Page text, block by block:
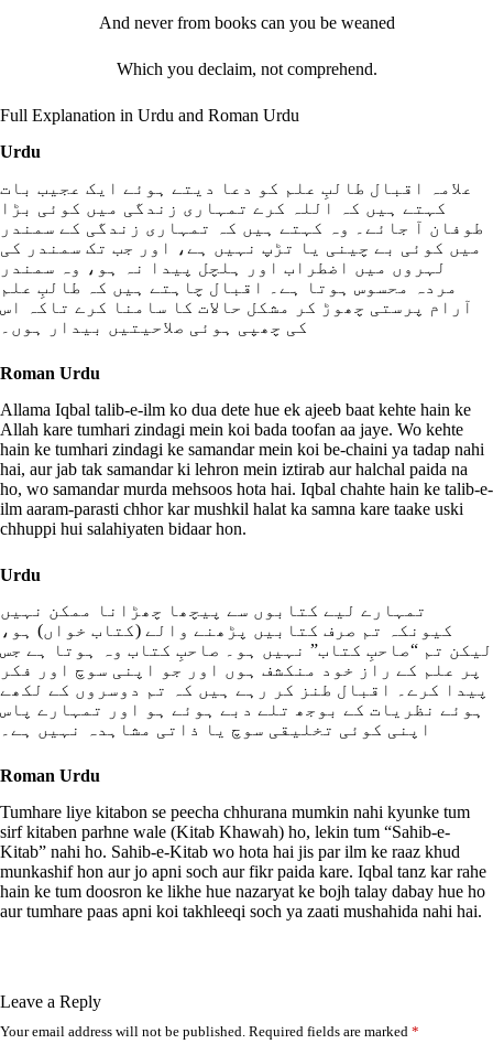
And never from books can you be weaned
Which you declaim, not comprehend.
Full Explanation in Urdu and Roman Urdu
Urdu
علامہ اقبال طالبِ علم کو دعا دیتے ہوئے ایک عجیب بات
کہتے ہیں کہ اللہ کرے تمہاری زندگی میں کوئی بڑا
طوفان آ جائے۔ وہ کہتے ہیں کہ تمہاری زندگی کے سمندر
میں کوئی بے چینی یا تڑپ نہیں ہے، اور جب تک سمندر کی
لہروں میں اضطراب اور ہلچل پیدا نہ ہو، وہ سمندر
مردہ محسوس ہوتا ہے۔ اقبال چاہتے ہیں کہ طالبِ علم
آرام پرستی چھوڑ کر مشکل حالات کا سامنا کرے تاکہ اس
کی چھپی ہوئی صلاحیتیں بیدار ہوں۔
Roman Urdu
Allama Iqbal talib-e-ilm ko dua dete hue ek ajeeb baat kehte hain ke
Allah kare tumhari zindagi mein koi bada toofan aa jaye. Wo kehte
hain ke tumhari zindagi ke samandar mein koi be-chaini ya tadap nahi
hai, aur jab tak samandar ki lehron mein iztirab aur halchal paida na
ho, wo samandar murda mehsoos hota hai. Iqbal chahte hain ke talib-e-
ilm aaram-parasti chhor kar mushkil halat ka samna kare taake uski
chhuppi hui salahiyaten bidaar hon.
Urdu
تمہارے لیے کتابوں سے پیچھا چھڑانا ممکن نہیں
کیونکہ تم صرف کتابیں پڑھنے والے (کتاب خواں) ہو،
لیکن تم “صاحبِ کتاب” نہیں ہو۔ صاحبِ کتاب وہ ہوتا ہے جس
پر علم کے راز خود منکشف ہوں اور جو اپنی سوچ اور فکر
پیدا کرے۔ اقبال طنز کر رہے ہیں کہ تم دوسروں کے لکھے
ہوئے نظریات کے بوجھ تلے دبے ہوئے ہو اور تمہارے پاس
اپنی کوئی تخلیقی سوچ یا ذاتی مشاہدہ نہیں ہے۔
Roman Urdu
Tumhare liye kitabon se peecha chhurana mumkin nahi kyunke tum
sirf kitaben parhne wale (Kitab Khawah) ho, lekin tum “Sahib-e-
Kitab” nahi ho. Sahib-e-Kitab wo hota hai jis par ilm ke raaz khud
munkashif hon aur jo apni soch aur fikr paida kare. Iqbal tanz kar rahe
hain ke tum doosron ke likhe hue nazaryat ke bojh talay dabay hue ho
aur tumhare paas apni koi takhleeqi soch ya zaati mushahida nahi hai.
Leave a Reply
Your email address will not be published. Required fields are marked *
A